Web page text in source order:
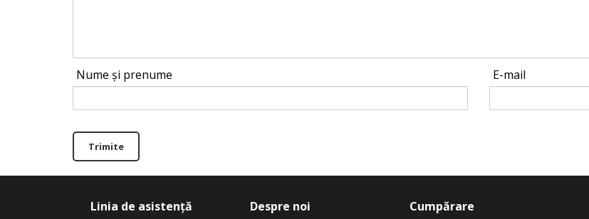
Nume și prenume E-mail
Trimite
Linia de asistență Despre noi Cumpărare